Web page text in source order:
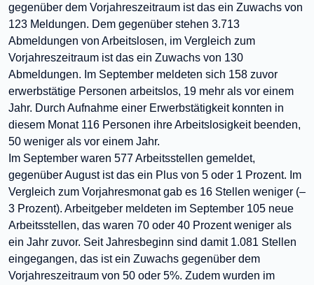
gegenüber dem Vorjahreszeitraum ist das ein Zuwachs von
123 Meldungen. Dem gegenüber stehen 3.713
Abmeldungen von Arbeitslosen, im Vergleich zum
Vorjahreszeitraum ist das ein Zuwachs von 130
Abmeldungen. Im September meldeten sich 158 zuvor
erwerbstätige Personen arbeitslos, 19 mehr als vor einem
Jahr. Durch Aufnahme einer Erwerbstätigkeit konnten in
diesem Monat 116 Personen ihre Arbeitslosigkeit beenden,
50 weniger als vor einem Jahr.
Im September waren 577 Arbeitsstellen gemeldet,
gegenüber August ist das ein Plus von 5 oder 1 Prozent. Im
Vergleich zum Vorjahresmonat gab es 16 Stellen weniger (–
3 Prozent). Arbeitgeber meldeten im September 105 neue
Arbeitsstellen, das waren 70 oder 40 Prozent weniger als
ein Jahr zuvor. Seit Jahresbeginn sind damit 1.081 Stellen
eingegangen, das ist ein Zuwachs gegenüber dem
Vorjahreszeitraum von 50 oder 5%. Zudem wurden im